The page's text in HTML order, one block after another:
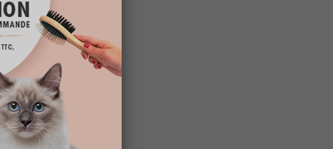
il n’y a